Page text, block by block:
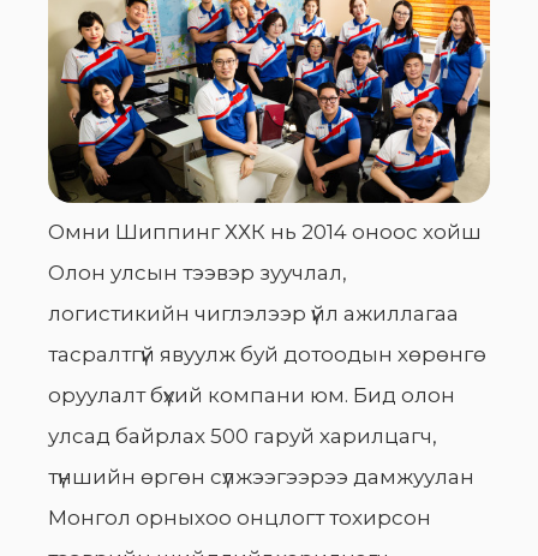
Омни Шиппинг ХХК нь 2014 оноос хойш
Олон улсын тээвэр зуучлал,
логистикийн чиглэлээр үйл ажиллагаа
тасралтгүй явуулж буй дотоодын хөрөнгө
оруулалт бүхий компани юм. Бид олон
улсад байрлах 500 гаруй харилцагч,
түншийн өргөн сүлжээгээрээ дамжуулан
Монгол орныхоо онцлогт тохирсон